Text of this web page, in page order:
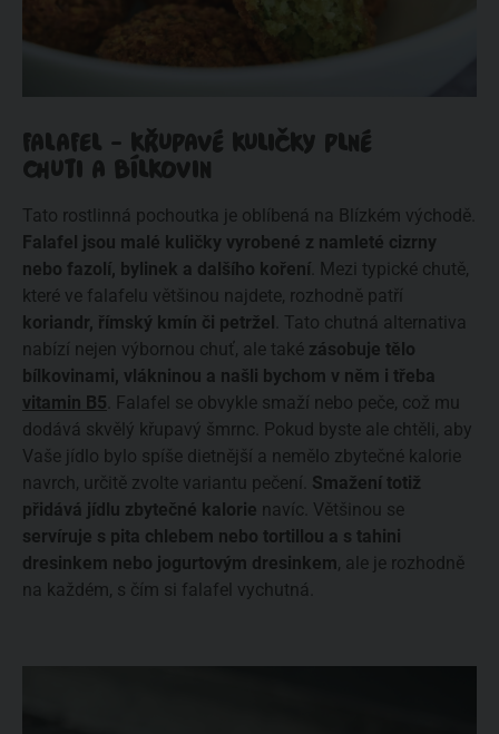
FALAFEL - KŘUPAVÉ KULIČKY PLNÉ
CHUTI A BÍLKOVIN
Tato rostlinná pochoutka je oblíbená na Blízkém východě.
Falafel jsou malé kuličky vyrobené z namleté cizrny
nebo fazolí, bylinek a dalšího koření . Mezi typické chutě,
které ve falafelu většinou najdete, rozhodně patří
koriandr, římský kmín či petržel . Tato chutná alternativa
nabízí nejen výbornou chuť, ale také zásobuje tělo
bílkovinami, vlákninou a našli bychom v něm i třeba
vitamin B5 . Falafel se obvykle smaží nebo peče, což mu
dodává skvělý křupavý šmrnc. Pokud byste ale chtěli, aby
Vaše jídlo bylo spíše dietnější a nemělo zbytečné kalorie
navrch, určitě zvolte variantu pečení. Smažení totiž
přidává jídlu zbytečné kalorie navíc. Většinou se
servíruje s pita chlebem nebo tortillou a s tahini
dresinkem nebo jogurtovým dresinkem, ale je rozhodně
na každém, s čím si falafel vychutná.